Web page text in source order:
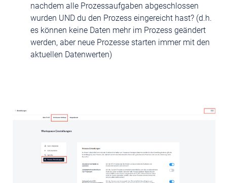
nachdem alle Prozessaufgaben abgeschlossen
wurden UND du den Prozess eingereicht hast? (d.h.
es können keine Daten mehr im Prozess geändert
werden, aber neue Prozesse starten immer mit den
aktuellen Datenwerten)